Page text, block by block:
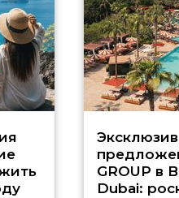
GROUP в
Dubai: